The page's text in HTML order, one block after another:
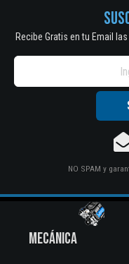
Recibe Gratis en tu Email
NO SPAM y
MECÁNICA